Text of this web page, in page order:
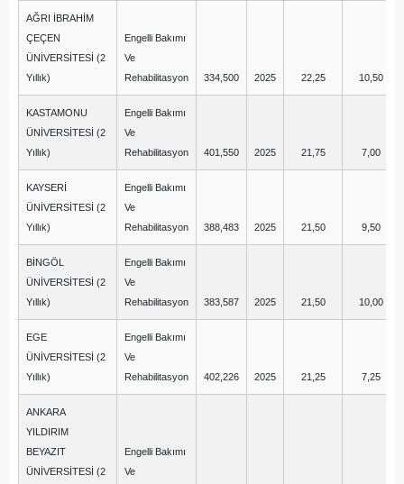
AĞRI İBRAHİM
ÇEÇEN
ÜNİVERSİTESİ (2
Yıllık)
Engelli Bakımı
Ve
Rehabilitasyon
334,500 2025 22,25 10,50
KASTAMONU
ÜNİVERSİTESİ (2
Yıllık)
Engelli Bakımı
Ve
Rehabilitasyon
401,550 2025 21,75 7,00
KAYSERİ
ÜNİVERSİTESİ (2
Yıllık)
Engelli Bakımı
Ve
Rehabilitasyon
388,483 2025 21,50 9,50
BİNGÖL
ÜNİVERSİTESİ (2
Yıllık)
Engelli Bakımı
Ve
Rehabilitasyon
383,587 2025 21,50 10,00
EGE
ÜNİVERSİTESİ (2
Yıllık)
Engelli Bakımı
Ve
Rehabilitasyon
402,226 2025 21,25 7,25
ANKARA
YILDIRIM
BEYAZIT
ÜNİVERSİTESİ (2
Engelli Bakımı
Ve